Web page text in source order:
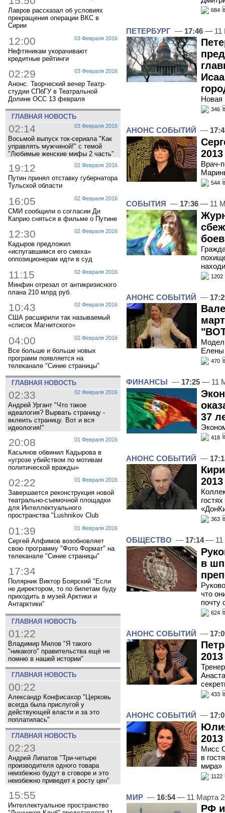
Лавров рассказал об условиях
прекращения операции ВКС в
Сирии
03 Февраля 2016
12:00
Нефтяникам укорачивают
кредитные рейтинги
03 Февраля 2016
02:29
Анонс. Творческий вечер Театр-
студии СПбГУ в Театральной
Долине ОСС 13 февраля
ГЛАВНАЯ НОВОСТЬ
03 Февраля 2016
02:14
Восьмой выпуск ток-сериала "Как
управлять мужчиной!" с темой
"Любимые женские мифы 2 часть"
02 Февраля 2016
19:12
Путин принял отставку губернатора
Тульской области
02 Февраля 2016
16:05
СМИ сообщили о согласии Ди
Каприо сняться в фильме о Путине
02 Февраля 2016
12:30
Кадыров предложил
«испугавшимся его смеха»
оппозиционерам идти в суд
02 Февраля 2016
11:15
Минфин отрезал от антикризисного
плана 210 млрд руб.
02 Февраля 2016
10:43
США расширили так называемый
«список Магнитского»
02 Февраля 2016
04:00
Все больше и больше новых
программ появляется на
телеканале "Синие страницы"
ГЛАВНАЯ НОВОСТЬ
02 Февраля 2016
02:33
Андрей Ургант "Что такое
идеалогия? Вырвать страницу -
вклеить страницу. Вот и вся
идеология!"
01 Февраля 2016
20:08
Касьянов обвинил Кадырова в
«угрозе убийством по мотивам
политической вражды»
01 Февраля 2016
02:22
Завершается реконструкция новой
театрально-съемочной площадки
для Интеллектуального
пространства "Lushnikov Club
01 Февраля 2016
01:39
Сергей Алфимов возобновляет
свою программу "Фото Формат" на
телеканале "Синие страницы"
17:34
Полярник Виктор Боярский "Если
не директором, то по билетам буду
приходить в музей Арктики и
Антарктики"
ГЛАВНАЯ НОВОСТЬ
01:22
Владимир Милов "Я такого
"никакого" правительства ещё не
помню в нашей истории"
ГЛАВНАЯ НОВОСТЬ
00:22
Александр Конфисахор "Церковь
всегда была прислугой у
действующей власти и за это
поплатилась"
ГЛАВНАЯ НОВОСТЬ
02:23
Андрей Липатов "Три-четыре
производителя одного товара
неизбежно будут в сговоре и это
неизбежно приведет к росту цен"
15:55
Интеллектуальное пространство
684
ПЕТЕРБУРГ — 17:46 — 11
Новая
346
АНОНС СОБЫТИЙ —
Врач-
544
СОБЫТИЯ — 17:36 — 11
1202
АНОНС СОБЫТИЙ —
Елены
470
ФИНАНСЫ — 17:25 — 11
37
418
АНОНС СОБЫТИЙ —
363
ОБЩЕСТВО — 17:14— 11
в
что
почту
624
АНОНС СОБЫТИЙ —
433
АНОНС СОБЫТИЙ —
Мисс
в
мира»
1122
МИР — 16:54— 11 Марта
РФ